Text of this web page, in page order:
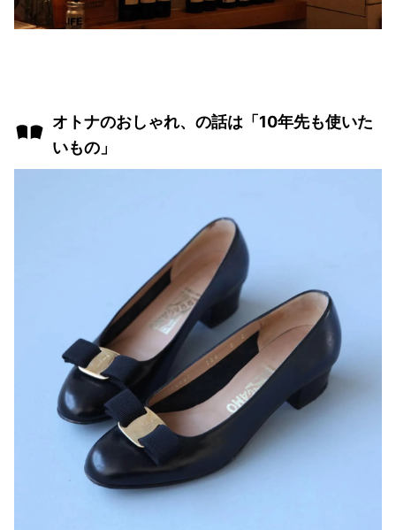
オトナのおしゃれ、の話は「10年先も使いた
いもの」